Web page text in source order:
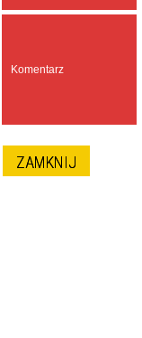
Komentarz